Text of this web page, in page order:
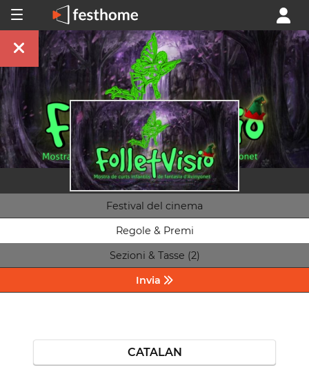
Festival del cinema
Regole & Premi
Sezioni & Tasse (2)
Invia
CATALAN